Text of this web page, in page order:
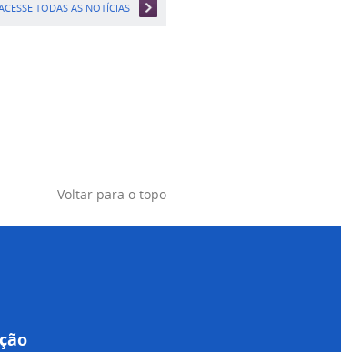
TODAS AS NOTÍCIAS
Voltar para o topo